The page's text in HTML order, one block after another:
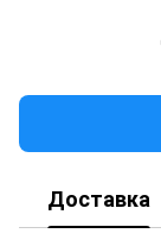
Доставка